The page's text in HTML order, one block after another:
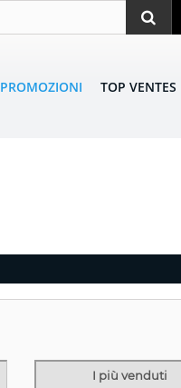
PROMOZIONI TOP VENTES
I più venduti